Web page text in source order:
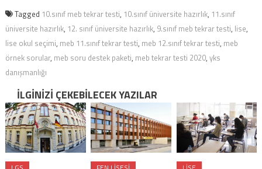
Tagged 10.sınıf meb tekrar testi, 10.sınıf üniversite hazırlık, 11.sınıf
üniversite hazırlık, 12. sınıf üniversite hazırlık, 9.sınıf meb tekrar testi, lise,
lise okul seçimi, meb 11.sınıf tekrar testi, meb 12.sınıf tekrar testi, meb
örnek sorular, meb soru destek paketi, meb tekrar testi 2020, yks
danışmanlığı
İLGINIZI ÇEKEBILECEK YAZILAR